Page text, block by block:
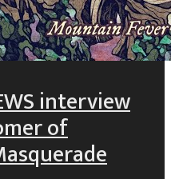
interview
of